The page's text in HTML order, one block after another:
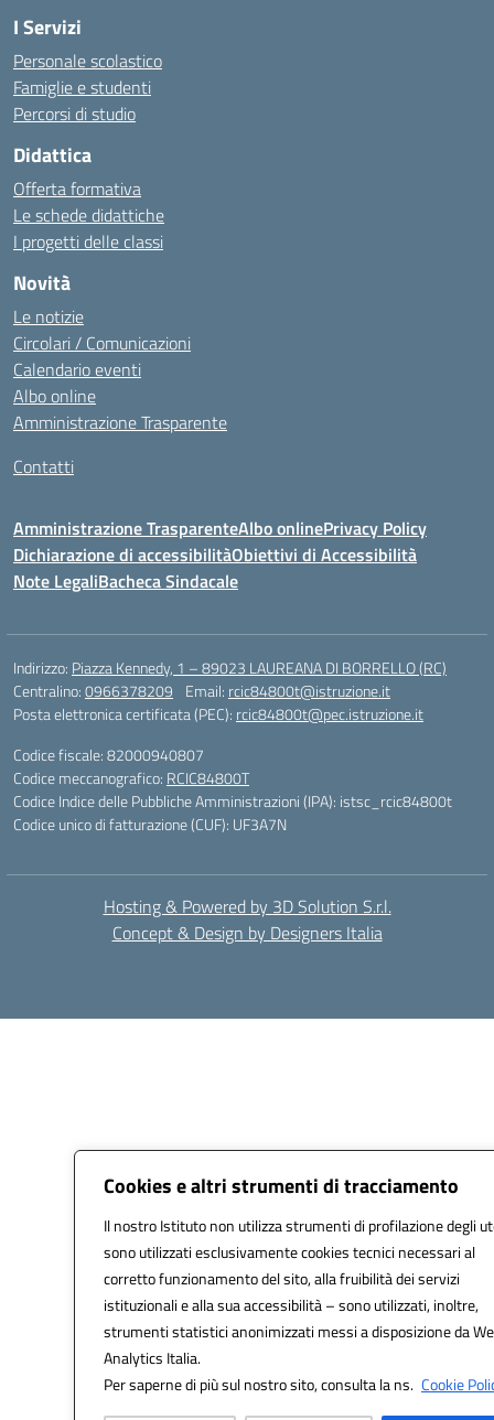
Cookies e altri strumenti di tracciamento
Il nostro Istituto non utilizza strumenti di profilazione degli
sono utilizzati esclusivamente cookies tecnici necessari al
corretto funzionamento del sito, alla fruibilità dei servizi
istituzionali e alla sua accessibilità – sono utilizzati, inoltre,
strumenti statistici anonimizzati messi a disposizione da
Analytics Italia.
Per saperne di più sul nostro sito, consulta la ns. Cookie
I Servizi
Personale scolastico
Famiglie e studenti
Percorsi di studio
Didattica
Offerta formativa
Le schede didattiche
I progetti delle classi
Novità
Le notizie
Circolari / Comunicazioni
Calendario eventi
Albo online
Amministrazione Trasparente
Contatti
Amministrazione TrasparenteAlbo onlinePrivacy Policy
Dichiarazione di accessibilitàObiettivi di Accessibilità
Note LegaliBacheca Sindacale
Indirizzo: Piazza Kennedy, 1 – 89023 LAUREANA DI BORRELLO (RC)
Centralino:0966378209 Email: rcic84800t@istruzione.it
Posta elettronica certificata (PEC): rcic84800t@pec.istruzione.it
Codice fiscale: 82000940807
Codice meccanografico: RCIC84800T
Codice Indice delle Pubbliche Amministrazioni (IPA): istsc_rcic84800t
Codice unico di fatturazione (CUF): UF3A7N
Hosting & Powered by 3D Solution S.r.l.
Concept & Design by Designers Italia